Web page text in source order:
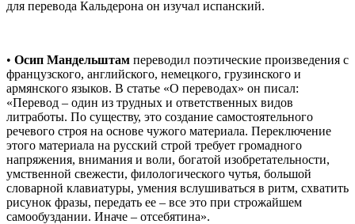
для перевода Кальдерона он изучал испанский.
• Осип Мандельштам переводил поэтические произведения с
французского, английского, немецкого, грузинского и
армянского языков. В статье «О переводах» он писал:
«Перевод – один из трудных и ответственных видов
литработы. По существу, это создание самостоятельного
речевого строя на основе чужого материала. Переключение
этого материала на русский строй требует громадного
напряжения, внимания и воли, богатой изобретательности,
умственной свежести, филологического чутья, большой
словарной клавиатуры, умения вслушиваться в ритм, схватить
рисунок фразы, передать ее – все это при строжайшем
самообуздании. Иначе – отсебятина».